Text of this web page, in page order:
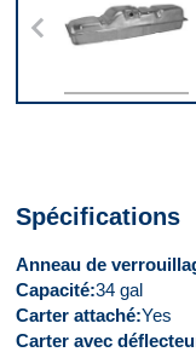
Spécifications
Anneau de
Capacité 34 gal
Carter attaché Yes
Carter avec